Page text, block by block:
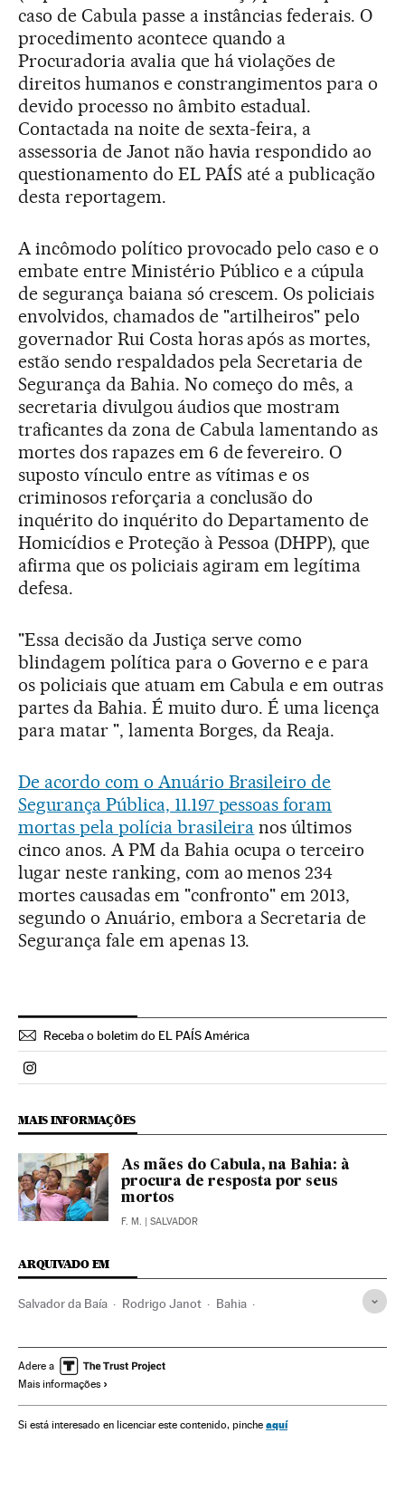
caso de Cabula passe a instâncias federais. O
procedimento acontece quando a
Procuradoria avalia que há violações de
direitos humanos e constrangimentos para o
devido processo no âmbito estadual.
Contactada na noite de sexta-feira, a
assessoria de Janot não havia respondido ao
questionamento do EL PAÍS até a publicação
desta reportagem.
A incômodo político provocado pelo caso e o
embate entre Ministério Público e a cúpula
de segurança baiana só crescem. Os policiais
envolvidos, chamados de "artilheiros" pelo
governador Rui Costa horas após as mortes,
estão sendo respaldados pela Secretaria de
Segurança da Bahia. No começo do mês, a
secretaria divulgou áudios que mostram
traficantes da zona de Cabula lamentando as
mortes dos rapazes em 6 de fevereiro. O
suposto vínculo entre as vítimas e os
criminosos reforçaria a conclusão do
inquérito do inquérito do Departamento de
Homicídios e Proteção à Pessoa (DHPP), que
afirma que os policiais agiram em legítima
defesa.
"Essa decisão da Justiça serve como
blindagem política para o Governo e e para
os policiais que atuam em Cabula e em outras
partes da Bahia. É muito duro. É uma licença
para matar ", lamenta Borges, da Reaja.
De acordo com o Anuário Brasileiro de
Segurança Pública, 11.197 pessoas foram
mortas pela polícia brasileira nos últimos
cinco anos. A PM da Bahia ocupa o terceiro
lugar neste ranking, com ao menos 234
mortes causadas em "confronto" em 2013,
segundo o Anuário, embora a Secretaria de
Segurança fale em apenas 13.
Receba o boletim do EL PAÍS América
Politica El País Brasil en Instagram
MAIS INFORMAÇÕES
As mães do Cabula, na Bahia: à
procura de resposta por seus
mortos
F. M. | SALVADOR
ARQUIVADO EM
Salvador da Baía Rodrigo Janot Bahia
Polícia Tribunais América do Sul
Força segurança
Adere a
Mais informações
Si está interesado en licenciar este contenido, pinche aquí